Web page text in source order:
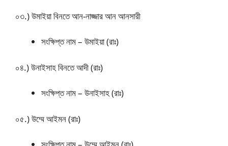
০৩.) উমাইয়া বিনতে আন-নাজ্জার আন আনসারী
সংক্ষিপ্ত নাম – উমাইয়া (রাঃ)
০৪.) উনাইসাহ বিনতে আদী (রাঃ)
সংক্ষিপ্ত নাম – উনাইসাহ (রাঃ)
০৫.) উম্মে আইমন (রাঃ)